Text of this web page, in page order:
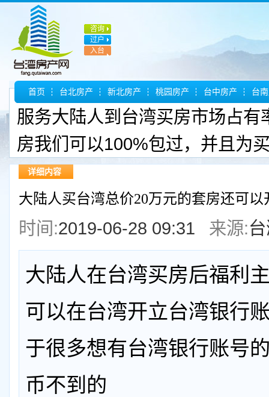
咨询
过户
入台
首页 台北房产 新北房产 桃园房产 台中房产 台
服务大陆人到台湾买房市场占
房我们可以100%包过，并且为
详细内容
大陆人买台湾总价20万元的套房还可
时间:2019-06-28 09:31 来源:
大陆人在台湾买房后福利
可以在台湾开立台湾银行
于很多想有台湾银行账号
币不到的